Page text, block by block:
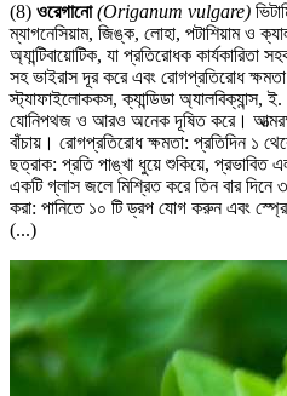
(8) ওরেগানো (Origanum vulgare)
ম্যাগনেসিয়াম, জিঙ্ক, লোহা, পটাশিয়াম ও
অ্যান্টিবায়োটিক, যা প্রতিরোধক কার্যকারিতা
সহ ভাইরাস দূর করে এবং রোগপ্রতিরোধ
স্ট্যাফাইলোককস, ক্যান্ডিডা অ্যালবিক্যান্স, ই.
যোনিপথজ ও আরও অনেক দূষিত করে।
বাঁচায়। রোগপ্রতিরোধ ক্ষমতা: প্রতিদিন ১
ছত্রাক: প্রতি পাঙ্খা ধুয়ে শুকিয়ে, প্রভাবিত
একটি গ্লাস জলে মিশ্রিত করে তিন বার দিনে
করা: পানিতে ১০ টি ড্রপ যোগ করুন এবং
(...)